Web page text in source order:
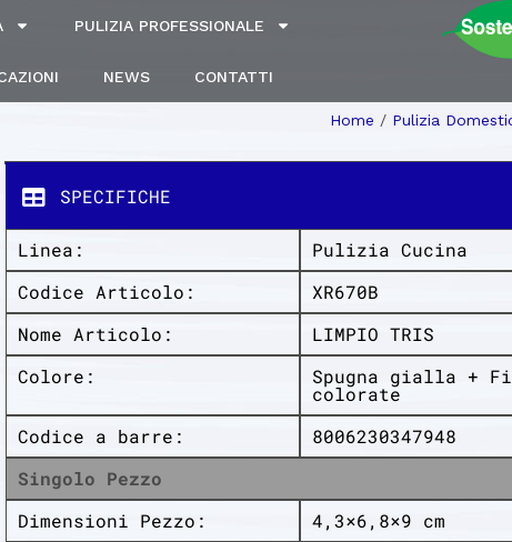
PULIZIA PROFESSIONALE
NEWS CONTATTI
Home / Pulizia
SPECIFICHE
Linea:
Pulizia Cucina
Codice Articolo:
XR670B
Nome Articolo:
LIMPIO TRIS
Colore:
Spugna gialla +
colorate
Codice a barre:
8006230347948
Singolo Pezzo
Dimensioni Pezzo:
4,3×6,8×9 cm